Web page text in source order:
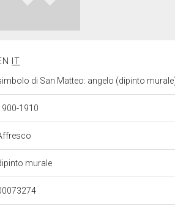
IT
di San Matteo: angelo (dipinto
1910
murale